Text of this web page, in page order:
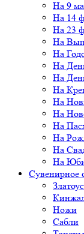
На 9
На 14
На 23
На
На
На
На
На
На
На
На
На
На
На
Сувенирное
Ножи
Сабли